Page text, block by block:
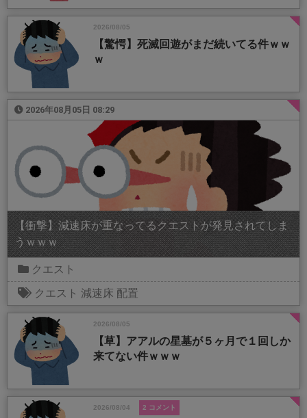
2026/08/05
【驚愕】死滅回遊がまだ続いてる件ｗｗ
ｗ
2026年08月05日 08:29
【衝撃】減速床が重なってるクエストが発見されてしま
うｗｗｗ
クエスト
クエスト 減速床 配置
2026/08/05
【草】アアルの星墓が５ヶ月で１回しか
来てない件ｗｗｗ
2026/08/04 2 コメント